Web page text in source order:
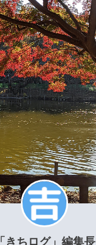
「きちログ」編集長